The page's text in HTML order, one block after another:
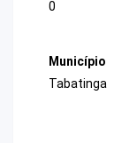
0
Município
Tabatinga